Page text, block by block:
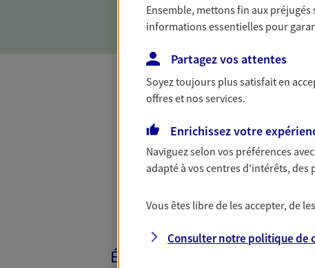
ÉPARGNE ET RETRAITE
Ensemble, mettons fin aux
informations essentielles pour
Partagez vos attentes
Soyez toujours plus satisfait en
offres et nos services.
Enrichissez votre
Naviguez selon vos préférences
adapté à vos centres d'intérêts,
Vous êtes libre de les accepter, de
Consulter notre politique de